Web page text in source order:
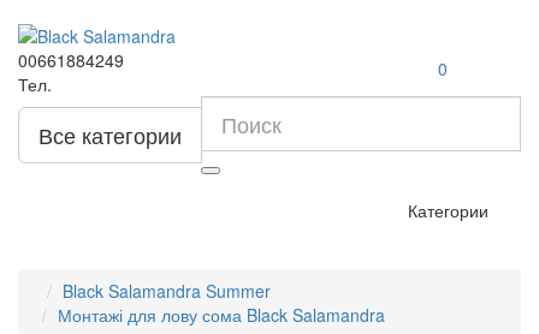
00661884249
Тел.
0
Все категории
Категории
Black Salamandra Summer
Монтажі для лову сома Black Salamandra